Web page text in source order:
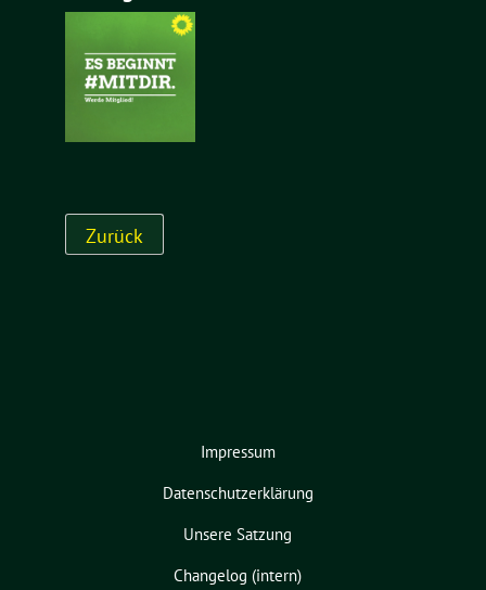
Impressum
Datenschutzerklärung
Unsere Satzung
Changelog (intern)